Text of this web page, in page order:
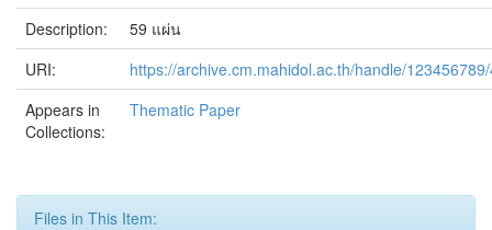
Description:
59 แผ่น
URI:
https://archive.cm.mahidol.ac.th/handle/
Appears in
Collections:
Thematic Paper
Files in This Item: